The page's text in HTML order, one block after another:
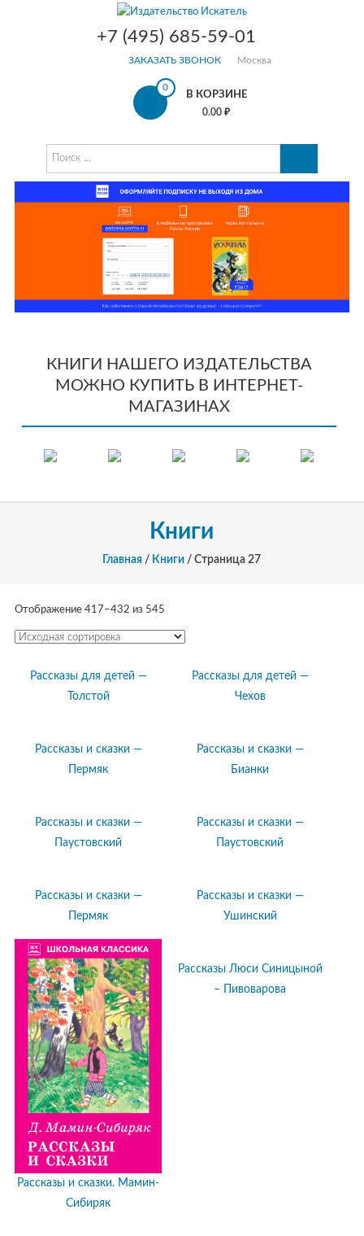
Перейти к содержимому
Искатель
издательства
+7 (495) 685-59-01
ЗАКАЗАТЬ ЗВОНОК Москва
0
В КОРЗИНЕ
0.00 ₽
КНИГИ НАШЕГО ИЗДАТЕЛЬСТВА
МОЖНО КУПИТЬ В ИНТЕРНЕТ-
МАГАЗИНАХ
Книги
Главная / Книги / Страница 27
Отображение 417–432 из 545
Рассказы для детей —
Толстой
Рассказы для детей —
Чехов
Рассказы и сказки —
Пермяк
Рассказы и сказки —
Бианки
Рассказы и сказки —
Паустовский
Рассказы и сказки —
Паустовский
Рассказы и сказки —
Пермяк
Рассказы и сказки —
Ушинский
Рассказы и сказки. Мамин-
Сибиряк
Рассказы Люси Синицыной
– Пивоварова